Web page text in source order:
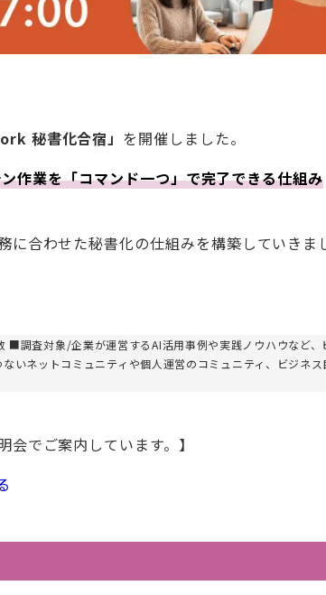
秘書化合宿」 を開催しました。
作業を「コマンド一つ」で完了できる仕組み
に合わせた秘書化の仕組みを構築していきま
調査対象/企業が運営するAI活用事例や実践ノウハウなど、
いネットコミュニティや個人運営のコミュニティ、ビジネス
でご案内しています。】